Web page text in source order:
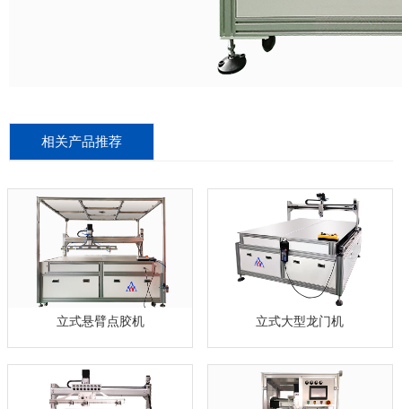
相关产品推荐
立式悬臂点胶机 立式大型龙门机